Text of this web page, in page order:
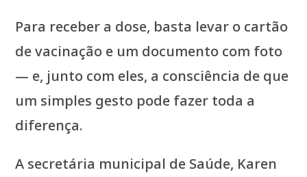
Para receber a dose, basta levar o cartão
de vacinação e um documento com foto
— e, junto com eles, a consciência de que
um simples gesto pode fazer toda a
diferença.
A secretária municipal de Saúde, Karen